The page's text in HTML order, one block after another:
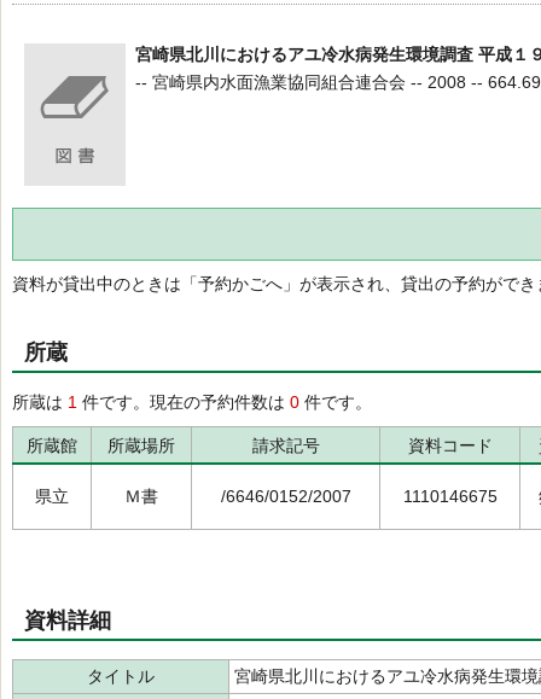
宮崎県北川におけるアユ冷水病発生環境調査 平成１
-- 宮崎県内水面漁業協同組合連合会 -- 2008 --
資料が貸出中のときは「予約かごへ」が表示され、貸出の予約ができ
所蔵
所蔵は 1 件です。現在の予約件数は 0 件です。
所蔵館 所蔵場所 請求記号 資料コード
県立 Ｍ書 /6646/0152/2007 1110146675
資料詳細
タイトル
宮崎県北川におけるアユ冷水病発生環